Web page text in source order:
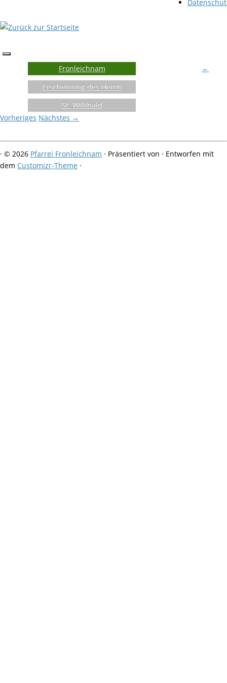
Fronleichnam
Erscheinung des Herrn
St. Willibald
←
Vorheriges Nächstes →
· © 2026 Pfarrei Fronleichnam · Präsentiert von · Entworfen mit
dem Customizr-Theme ·